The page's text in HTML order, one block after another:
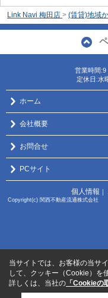
Link Navi 梅田店 > (賃貸)地域
営業時間:9
定休日:水
ホーム
会社概要
お問合せ
PCサイト
個人情報
Copyright(c) 関西不動産流通
当サイトでは、お客様の当サ
して、クッキー（Cookie）を
詳しくは、当社の 「Cookieの